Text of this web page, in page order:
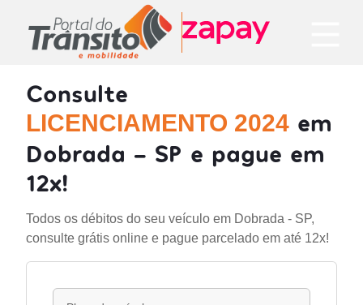
Consulte
LICENCIAMENTO 2024 em
Dobrada - SP e pague em
12x!
Todos os débitos do seu veículo em Dobrada - SP,
consulte grátis online e pague parcelado em até 12x!